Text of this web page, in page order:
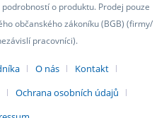
o produktu. Prodej pouze
občanského zákoníku (BGB) (firmy/
pracovníci).
O nás
Kontakt
Ochrana osobních údajů